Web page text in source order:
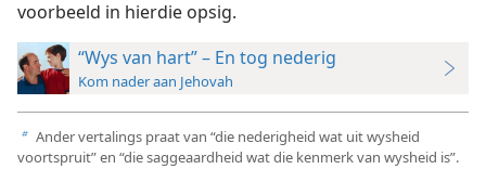
voorbeeld in hierdie opsig.
“Wys van hart” – En tog nederig
Kom nader aan Jehovah
b Ander vertalings praat van “die nederigheid wat uit wysheid
voortspruit” en “die saggeaardheid wat die kenmerk van wysheid is”.